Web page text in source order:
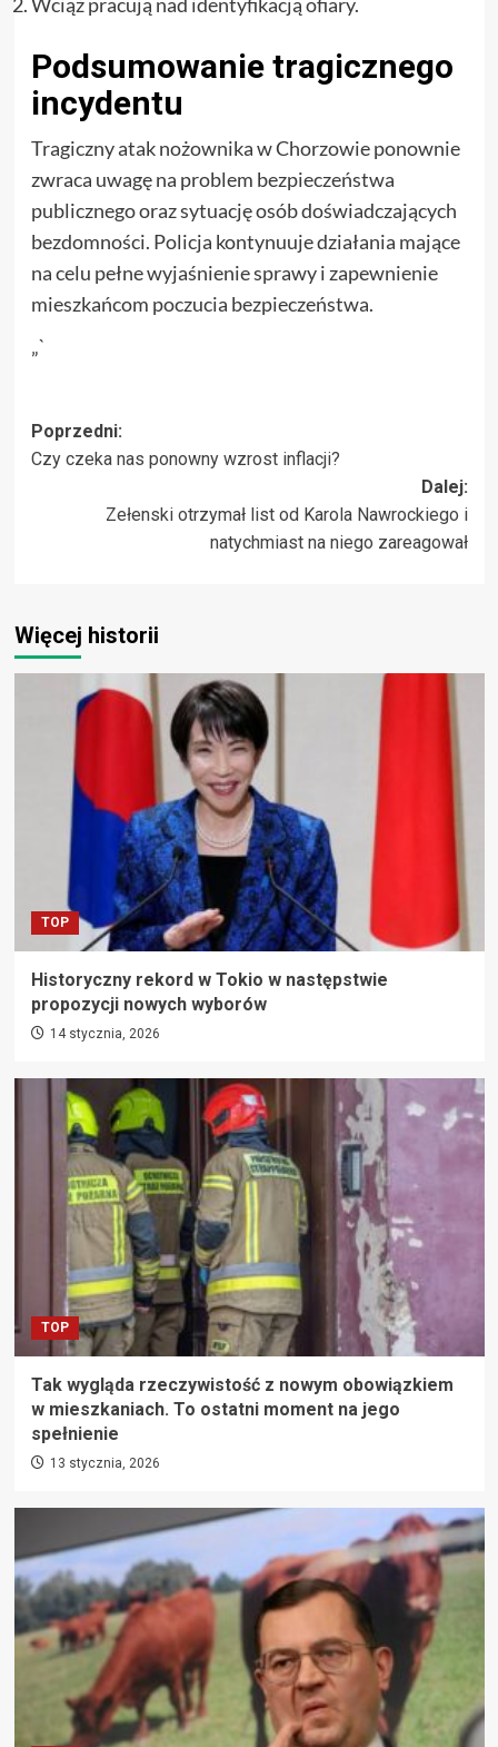
Podsumowanie tragicznego
incydentu
Tragiczny atak nożownika w Chorzowie ponownie
zwraca uwagę na problem bezpieczeństwa
publicznego oraz sytuację osób doświadczających
bezdomności. Policja kontynuuje działania mające
na celu pełne wyjaśnienie sprawy i zapewnienie
mieszkańcom poczucia bezpieczeństwa.
„`
Zobacz
wpisy
Poprzedni:
Czy czeka nas ponowny wzrost inflacji?
Dalej:
Zełenski otrzymał list od Karola Nawrockiego i
natychmiast na niego zareagował
Więcej historii
TOP
Historyczny rekord w Tokio w następstwie
propozycji nowych wyborów
14 stycznia, 2026
TOP
Tak wygląda rzeczywistość z nowym obowiązkiem
w mieszkaniach. To ostatni moment na jego
spełnienie
13 stycznia, 2026